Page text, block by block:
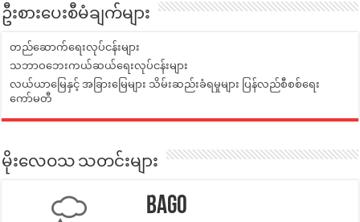
ဦးစားပေးစီမံချက်များ
တည်ဆောက်ရေးလုပ်ငန်းများ
သဘာဝဘေးကယ်ဆယ်ရေးလုပ်ငန်းများ
လယ်ယာမြေနှင့် အခြားမြေများ သိမ်းဆည်းခံရမှုများ ပြန်လည်စီစစ်ရေး
ကော်မတီ
မိုးလေဝသ သတင်းများ
Bago